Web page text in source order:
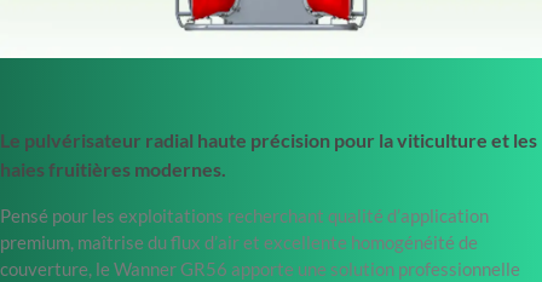
Le pulvérisateur radial haute précision pour la viticulture et les
haies fruitières modernes.
Pensé pour les exploitations recherchant qualité d’application
premium, maîtrise du flux d’air et excellente homogénéité de
couverture, le Wanner GR56 apporte une solution professionnelle